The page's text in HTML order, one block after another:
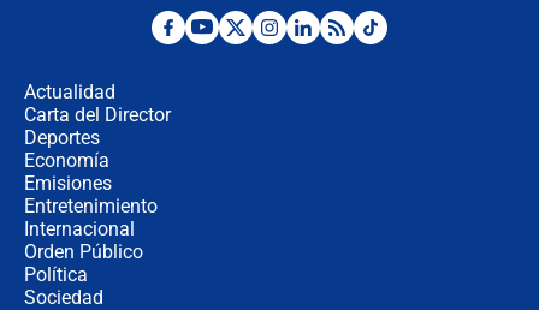
Desde dermatitis hasta infecciones:
Actualidad
Carta del Director
Deportes
Economía
Emisiones
Entretenimiento
Internacional
Orden Público
Política
Sociedad